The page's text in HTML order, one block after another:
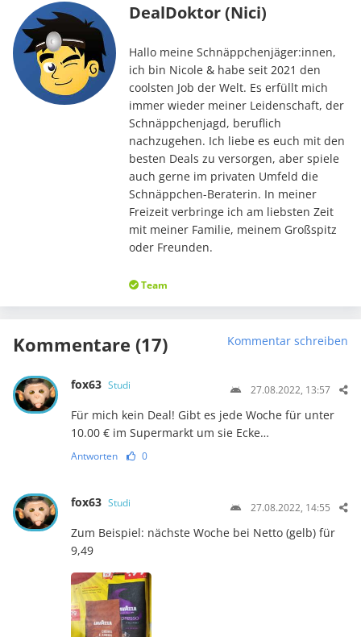
DealDoktor (Nici)
Hallo meine Schnäppchenjäger:innen,
ich bin Nicole & habe seit 2021 den
coolsten Job der Welt. Es erfüllt mich
immer wieder meiner Leidenschaft, der
Schnäppchenjagd, beruflich
nachzugehen. Ich liebe es euch mit den
besten Deals zu versorgen, aber spiele
auch gerne im privaten Umfeld die
Schnäppchen-Beraterin. In meiner
Freizeit verbringe ich am liebsten Zeit
mit meiner Familie, meinem Großspitz
oder Freunden.
Team
Kommentare (17) Kommentar schreiben
fox63 Studi 27.08.2022, 13:57
Für mich kein Deal! Gibt es jede Woche für unter
10.00 € im Supermarkt um sie Ecke…
Antworten 0
fox63 Studi 27.08.2022, 14:55
Zum Beispiel: nächste Woche bei Netto (gelb) für
9,49